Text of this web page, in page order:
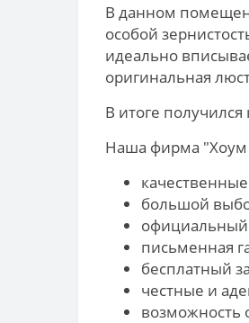
В данном
особой
идеально
оригинальная
В итоге
Наша фирма "Хоум
большой
официальный
письменная
бесплатный
честные и
возможность